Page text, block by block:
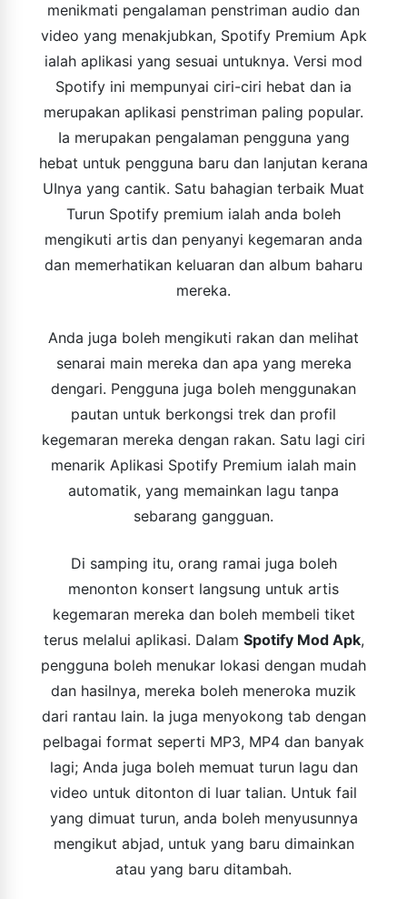
menikmati pengalaman penstriman audio dan
video yang menakjubkan, Spotify Premium Apk
ialah aplikasi yang sesuai untuknya. Versi mod
Spotify ini mempunyai ciri-ciri hebat dan ia
merupakan aplikasi penstriman paling popular.
Ia merupakan pengalaman pengguna yang
hebat untuk pengguna baru dan lanjutan kerana
UInya yang cantik. Satu bahagian terbaik Muat
Turun Spotify premium ialah anda boleh
mengikuti artis dan penyanyi kegemaran anda
dan memerhatikan keluaran dan album baharu
mereka.
Anda juga boleh mengikuti rakan dan melihat
senarai main mereka dan apa yang mereka
dengari. Pengguna juga boleh menggunakan
pautan untuk berkongsi trek dan profil
kegemaran mereka dengan rakan. Satu lagi ciri
menarik Aplikasi Spotify Premium ialah main
automatik, yang memainkan lagu tanpa
sebarang gangguan.
Di samping itu, orang ramai juga boleh
menonton konsert langsung untuk artis
kegemaran mereka dan boleh membeli tiket
terus melalui aplikasi. Dalam Spotify Mod Apk,
pengguna boleh menukar lokasi dengan mudah
dan hasilnya, mereka boleh meneroka muzik
dari rantau lain. Ia juga menyokong tab dengan
pelbagai format seperti MP3, MP4 dan banyak
lagi; Anda juga boleh memuat turun lagu dan
video untuk ditonton di luar talian. Untuk fail
yang dimuat turun, anda boleh menyusunnya
mengikut abjad, untuk yang baru dimainkan
atau yang baru ditambah.